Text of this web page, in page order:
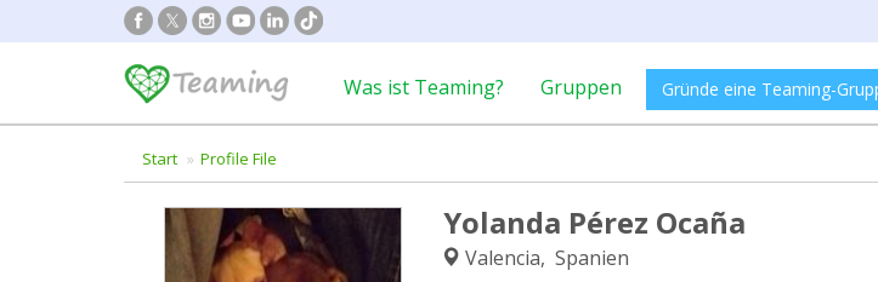
Was ist Teaming? Gruppen Gründe eine Teaming-
Start Profile File
Yolanda Pérez Ocaña
Valencia, Spanien